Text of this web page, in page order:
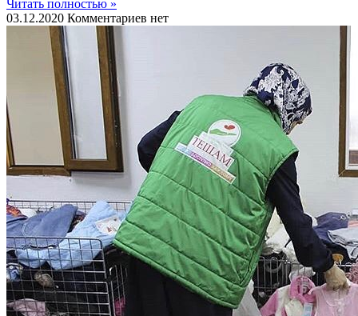
Читать полностью »
03.12.2020 Комментариев нет